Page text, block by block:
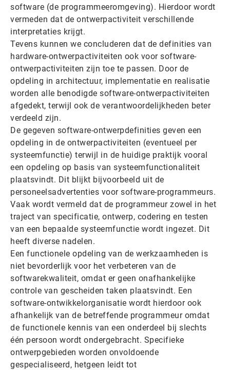
software (de programmeeromgeving). Hierdoor wordt
vermeden dat de ontwerpactiviteit verschillende
interpretaties krijgt.
Tevens kunnen we concluderen dat de definities van
hardware-ontwerpactiviteiten ook voor software-
ontwerpactiviteiten zijn toe te passen. Door de
opdeling in architectuur, implementatie en realisatie
worden alle benodigde software-ontwerpactiviteiten
afgedekt, terwijl ook de verantwoordelijkheden beter
verdeeld zijn.
De gegeven software-ontwerpdefinities geven een
opdeling in de ontwerpactiviteiten (eventueel per
systeemfunctie) terwijl in de huidige praktijk vooral
een opdeling op basis van systeemfunctionaliteit
plaatsvindt. Dit blijkt bijvoorbeeld uit de
personeelsadvertenties voor software-programmeurs.
Vaak wordt vermeld dat de programmeur zowel in het
traject van specificatie, ontwerp, codering en testen
van een bepaalde systeemfunctie wordt ingezet. Dit
heeft diverse nadelen.
Een functionele opdeling van de werkzaamheden is
niet bevorderlijk voor het verbeteren van de
softwarekwaliteit, omdat er geen onafhankelijke
controle van gescheiden taken plaatsvindt. Een
software-ontwikkelorganisatie wordt hierdoor ook
afhankelijk van de betreffende programmeur omdat
de functionele kennis van een onderdeel bij slechts
één persoon wordt ondergebracht. Specifieke
ontwerpgebieden worden onvoldoende
gespecialiseerd, hetgeen leidt tot